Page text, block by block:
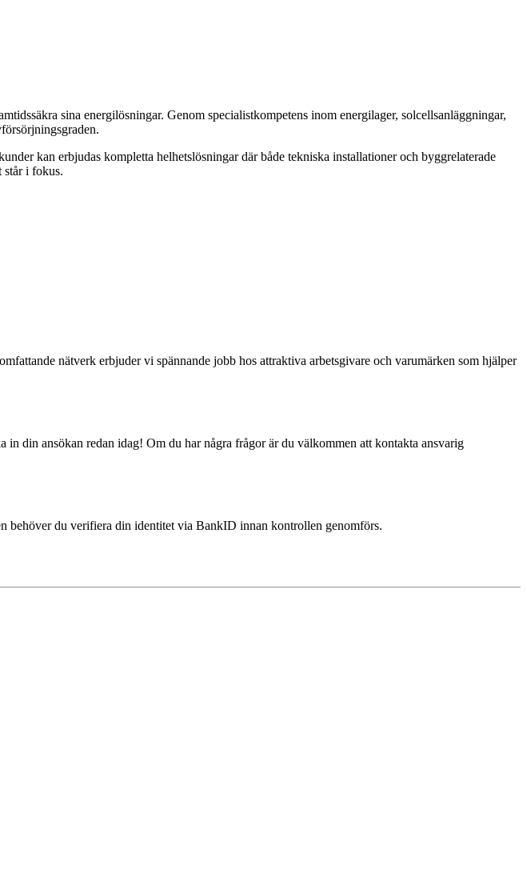
sina energilösningar. Genom specialistkompetens inom energilager, solcellsanläggningar,
kan erbjudas kompletta helhetslösningar där både tekniska installationer och byggrelaterade
står i fokus.
nätverk erbjuder vi spännande jobb hos attraktiva arbetsgivare och varumärken som hjälper
din ansökan redan idag! Om du har några frågor är du välkommen att kontakta ansvarig
behöver du verifiera din identitet via BankID innan kontrollen genomförs.